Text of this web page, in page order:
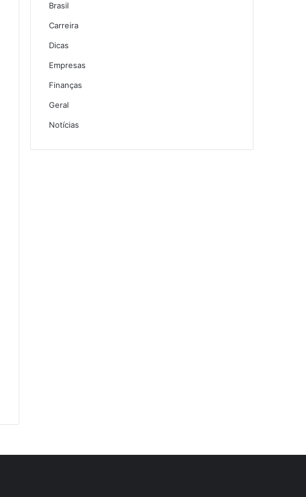
Brasil
Carreira
Dicas
Empresas
Finanças
Geral
Notícias